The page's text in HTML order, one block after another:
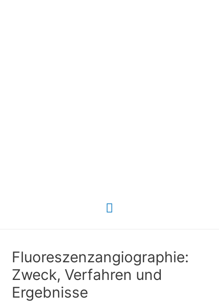
Hauptmenü
Fluoreszenzangiographie:
Zweck, Verfahren und
Ergebnisse